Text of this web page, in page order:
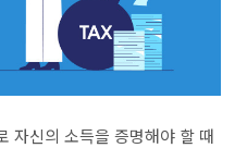
자신의 소득을 증명해야 할 때